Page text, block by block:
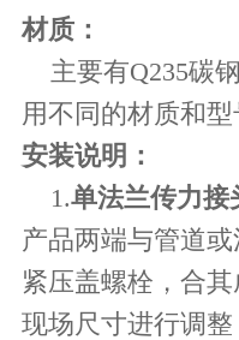
材质：
主要有Q235碳
用不同的材质和
安装说明：
1.单法兰传力接
产品两端与管道
紧压盖螺栓，合
现场尺寸进行调